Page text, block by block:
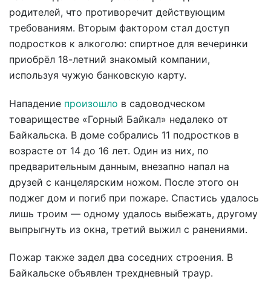
родителей, что противоречит действующим
требованиям. Вторым фактором стал доступ
подростков к алкоголю: спиртное для вечеринки
приобрёл 18-летний знакомый компании,
используя чужую банковскую карту.
Нападение произошло в садоводческом
товариществе «Горный Байкал» недалеко от
Байкальска. В доме собрались 11 подростков в
возрасте от 14 до 16 лет. Один из них, по
предварительным данным, внезапно напал на
друзей с канцелярским ножом. После этого он
поджег дом и погиб при пожаре. Спастись удалось
лишь троим — одному удалось выбежать, другому
выпрыгнуть из окна, третий выжил с ранениями.
Пожар также задел два соседних строения. В
Байкальске объявлен трехдневный траур.